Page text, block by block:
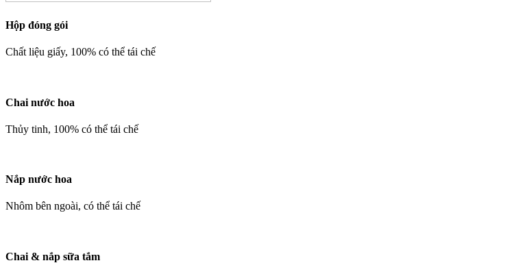
Hộp đóng gói
Chất liệu giấy, 100% có thể tái chế
Chai nước hoa
Thủy tinh, 100% có thể tái chế
Nắp nước hoa
Nhôm bên ngoài, có thể tái chế
Chai & nắp sữa tắm